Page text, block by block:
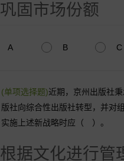
巩固市场份额
A B C
(单项选择题)近期，京州出版社
版社向综合性出版社转型，并对
实施上述新战略时应（ ）。
根据文化进行管